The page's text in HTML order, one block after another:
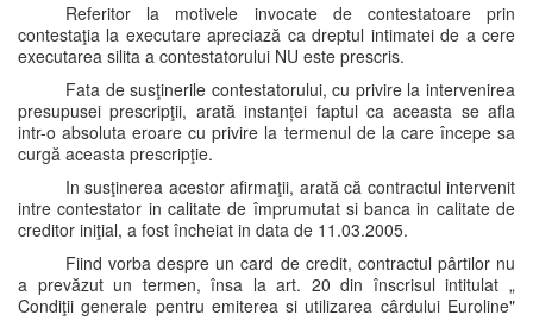
Referitor la motivele invocate de contestatoare prin
contestaţia la executare apreciază ca dreptul intimatei de a cere
executarea silita a contestatorului NU este prescris.
Fata de susţinerile contestatorului, cu privire la intervenirea
presupusei prescripţii, arată instanței faptul ca aceasta se afla
intr-o absoluta eroare cu privire la termenul de la care începe sa
curgă aceasta prescripţie.
In susţinerea acestor afirmaţii, arată că contractul intervenit
intre contestator in calitate de împrumutat si banca in calitate de
creditor iniţial, a fost încheiat in data de 11.03.2005.
Fiind vorba despre un card de credit, contractul pârtilor nu
a prevăzut un termen, însa la art. 20 din înscrisul intitulat „
Condiţii generale pentru emiterea si utilizarea cârdului Euroline"